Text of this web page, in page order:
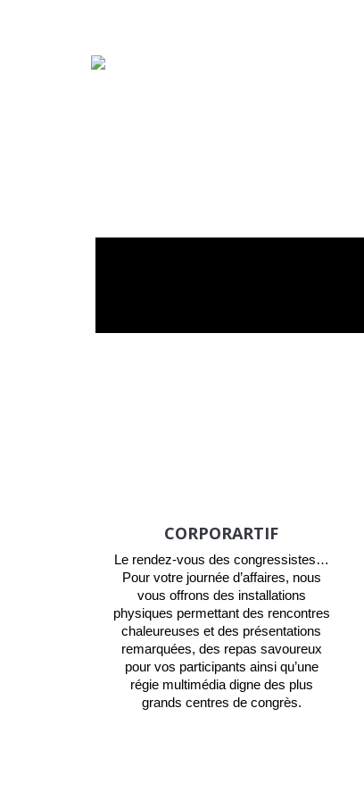
CORPORARTIF
Le rendez-vous des congressistes…
Pour votre journée d’affaires, nous
vous offrons des installations
physiques permettant des rencontres
chaleureuses et des présentations
remarquées, des repas savoureux
pour vos participants ainsi qu’une
régie multimédia digne des plus
grands centres de congrès.